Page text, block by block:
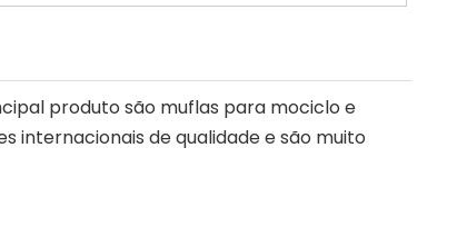
produto são muflas para mociclo e
internacionais de qualidade e são muito